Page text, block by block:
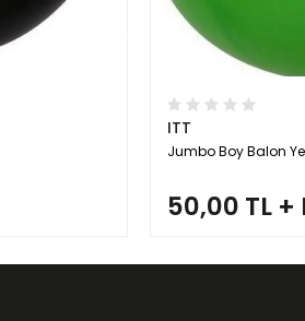
ITT
Jumbo Boy Balon
50,00 TL +